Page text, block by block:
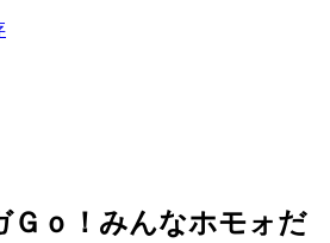
Ｇｏ！みんなホモォだ